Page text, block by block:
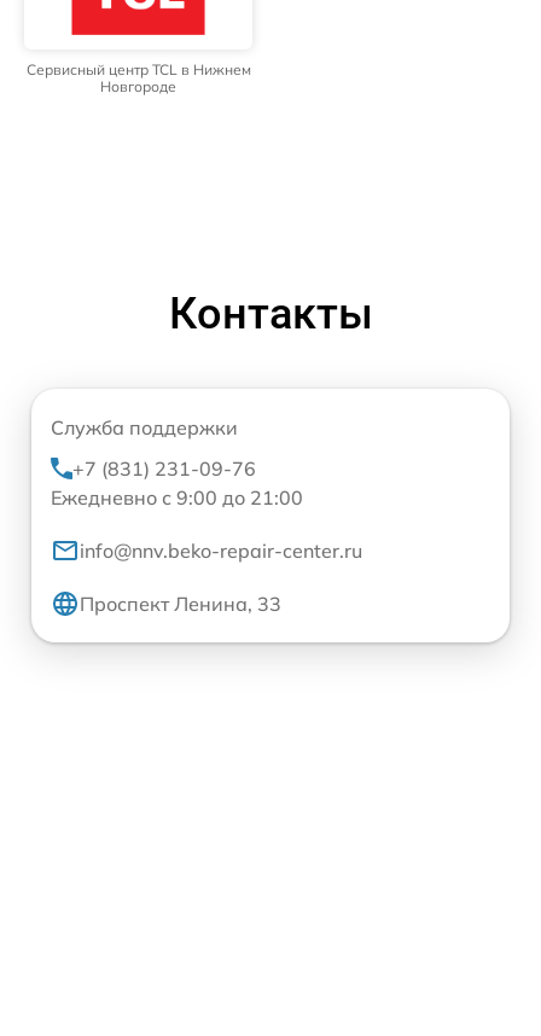
Сервисный центр TCL в Нижнем
Новгороде
Контакты
Служба поддержки
+7 (831) 231-09-76
Ежедневно с 9:00 до 21:00
info@nnv.beko-repair-center.ru
Проспект Ленина, 33